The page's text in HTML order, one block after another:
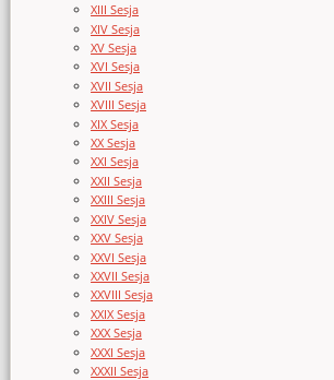
XIII Sesja
XIV Sesja
XV Sesja
XVI Sesja
XVII Sesja
XVIII Sesja
XIX Sesja
XX Sesja
XXI Sesja
XXII Sesja
XXIII Sesja
XXIV Sesja
XXV Sesja
XXVI Sesja
XXVII Sesja
XXVIII Sesja
XXIX Sesja
XXX Sesja
XXXI Sesja
XXXII Sesja